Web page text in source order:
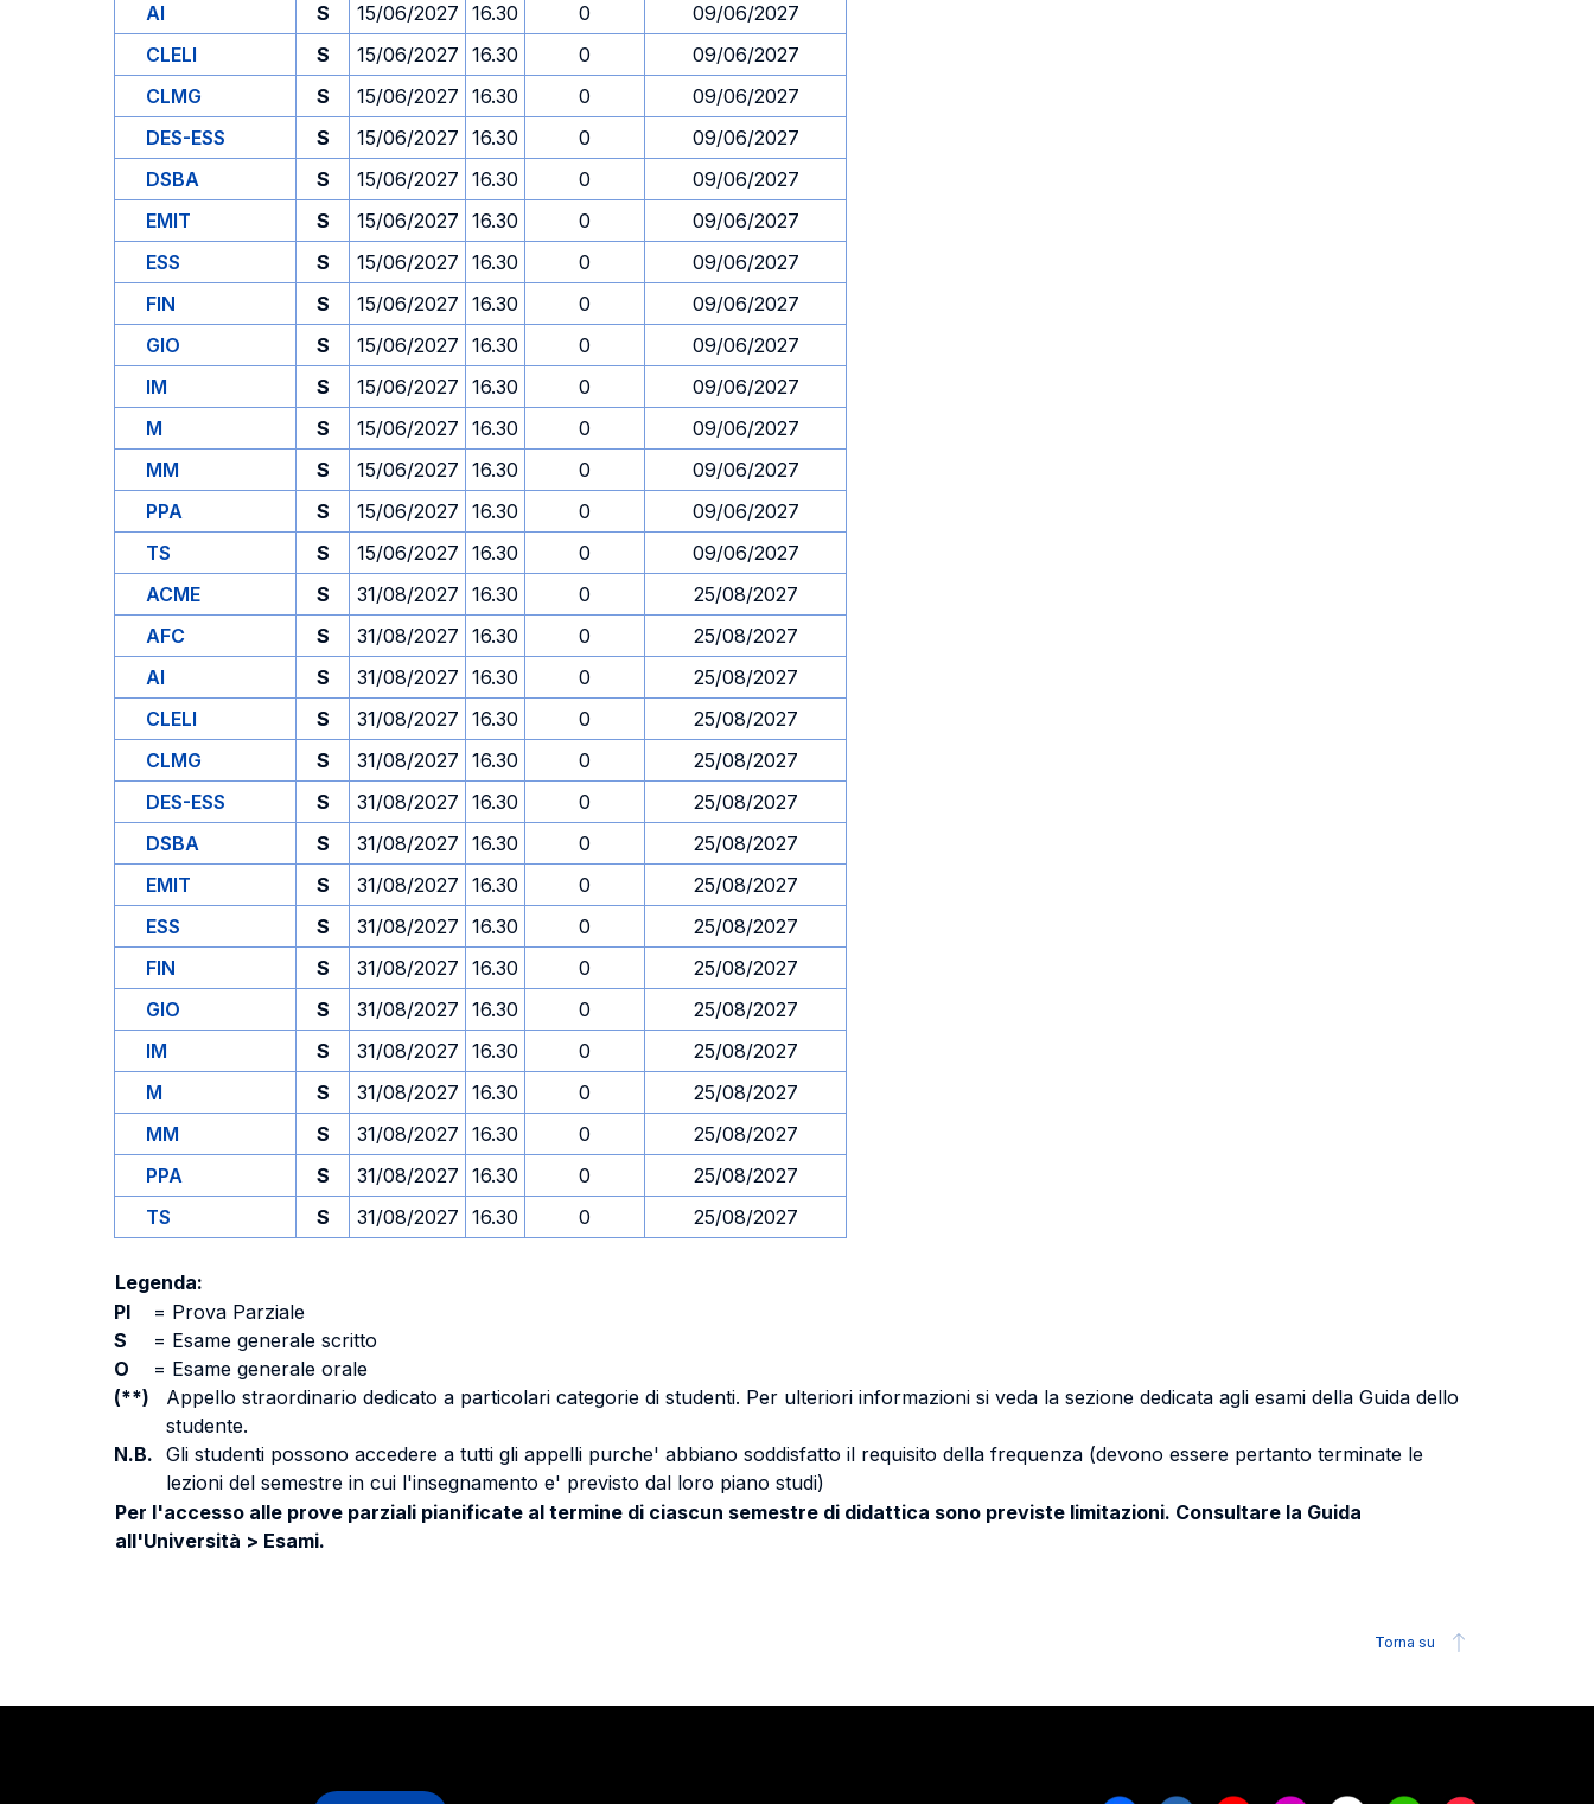
AI
S 15/06/2027 16.30 0
09/06/2027
CLELI
S 15/06/2027 16.30 0
09/06/2027
CLMG
S 15/06/2027 16.30 0
09/06/2027
DES-ESS
S 15/06/2027 16.30 0
09/06/2027
DSBA
S 15/06/2027 16.30 0
09/06/2027
EMIT
S 15/06/2027 16.30 0
09/06/2027
ESS
S 15/06/2027 16.30 0
09/06/2027
FIN
S 15/06/2027 16.30 0
09/06/2027
GIO
S 15/06/2027 16.30 0
09/06/2027
IM
S 15/06/2027 16.30 0
09/06/2027
M
S 15/06/2027 16.30 0
09/06/2027
MM
S 15/06/2027 16.30 0
09/06/2027
PPA
S 15/06/2027 16.30 0
09/06/2027
TS
S 15/06/2027 16.30 0
09/06/2027
ACME
S 31/08/2027 16.30 0
25/08/2027
AFC
S 31/08/2027 16.30 0
25/08/2027
AI
S 31/08/2027 16.30 0
25/08/2027
CLELI
S 31/08/2027 16.30 0
25/08/2027
CLMG
S 31/08/2027 16.30 0
25/08/2027
DES-ESS
S 31/08/2027 16.30 0
25/08/2027
DSBA
S 31/08/2027 16.30 0
25/08/2027
EMIT
S 31/08/2027 16.30 0
25/08/2027
ESS
S 31/08/2027 16.30 0
25/08/2027
FIN
S 31/08/2027 16.30 0
25/08/2027
GIO
S 31/08/2027 16.30 0
25/08/2027
IM
S 31/08/2027 16.30 0
25/08/2027
M
S 31/08/2027 16.30 0
25/08/2027
MM
S 31/08/2027 16.30 0
25/08/2027
PPA
S 31/08/2027 16.30 0
25/08/2027
TS
S 31/08/2027 16.30 0 25/08/2027
Legenda:
PI
= Prova Parziale
S
= Esame generale scritto
O
= Esame generale orale
(**)
Appello straordinario dedicato a particolari categorie di studenti. Per ulteriori informazioni si veda la sezione dedicata agli esami della Guida dello
studente.
N.B. Gli studenti possono accedere a tutti gli appelli purche' abbiano soddisfatto il requisito della frequenza (devono essere pertanto terminate le
lezioni del semestre in cui l'insegnamento e' previsto dal loro piano studi)
Per l'accesso alle prove parziali pianificate al termine di ciascun semestre di didattica sono previste limitazioni. Consultare la Guida
all'Università > Esami.
Torna su